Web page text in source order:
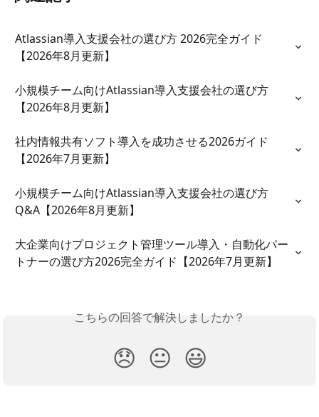
Atlassian導入支援会社の選び方 2026完全ガイド
【2026年8月更新】
小規模チーム向けAtlassian導入支援会社の選び方
【2026年8月更新】
社内情報共有ソフト導入を成功させる2026ガイド
【2026年7月更新】
小規模チーム向けAtlassian導入支援会社の選び方
Q&A【2026年8月更新】
大企業向けプロジェクト管理ツール導入・自動化パー
トナーの選び方2026完全ガイド【2026年7月更新】
こちらの回答で解決しましたか？
😞 😐 😃